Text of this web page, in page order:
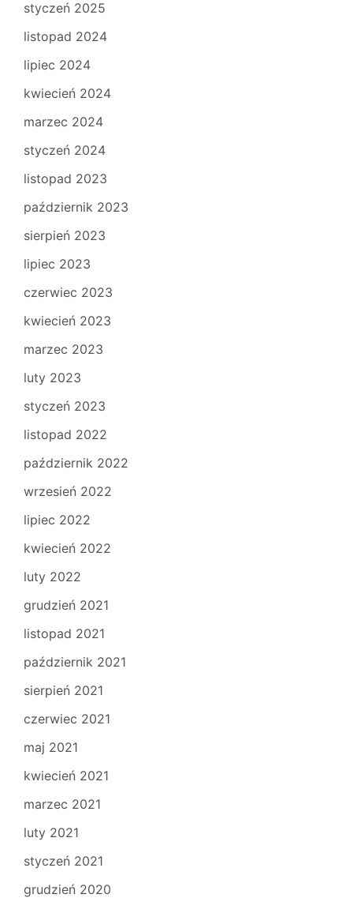
styczeń 2025
listopad 2024
lipiec 2024
kwiecień 2024
marzec 2024
styczeń 2024
listopad 2023
październik 2023
sierpień 2023
lipiec 2023
czerwiec 2023
kwiecień 2023
marzec 2023
luty 2023
styczeń 2023
listopad 2022
październik 2022
wrzesień 2022
lipiec 2022
kwiecień 2022
luty 2022
grudzień 2021
listopad 2021
październik 2021
sierpień 2021
czerwiec 2021
maj 2021
kwiecień 2021
marzec 2021
luty 2021
styczeń 2021
grudzień 2020